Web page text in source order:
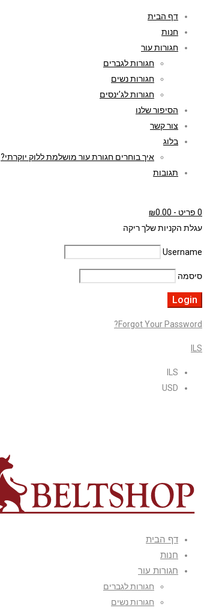
דף הבית
חנות
חגורות עור
חגורות לגברים
חגורות נשים
חגורות לג’ינסים
הסיפור שלנו
צור קשר
בלוג
איך בוחרים חגורת עור מושלמת ללוק יוקרתי?
תגובות
0 פריט
-
₪0.00
עגלת הקניות שלך ריקה
Username
סיסמה
Forgot Your Password?
ILS
ILS
USD
דף הבית
חנות
חגורות עור
חגורות לגברים
חגורות נשים